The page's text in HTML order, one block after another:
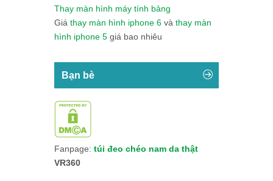
Thay màn hình máy tính bảng
Giá thay màn hình iphone 6 và thay màn
hình iphone 5 giá bao nhiêu
Bạn bè
Fanpage: túi đeo chéo nam da thật
VR360